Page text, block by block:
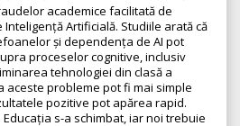
academice facilitată de
Artificială. Studiile arată că
și dependența de AI pot
proceselor cognitive, inclusiv
tehnologiei din clasă a
aceste probleme pot fi mai simple
pozitive pot apărea rapid.
Educația s-a schimbat, iar noi trebuie